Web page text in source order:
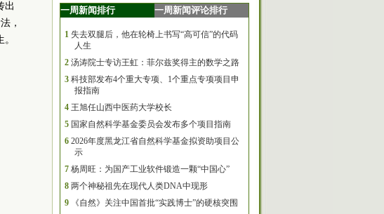
出
，
一周新闻排行 一周新闻评论排行
1 失去双腿后，他在轮椅上书写“高可信”的代码
人生
2 汤涛院士专访王虹：菲尔兹奖得主的数学之路
3 科技部发布4个重大专项、1个重点专项项目申
报指南
4 王旭任山西中医药大学校长
5 国家自然科学基金委员会发布多个项目指南
6 2026年度黑龙江省自然科学基金拟资助项目公
示
7 杨周旺：为国产工业软件锻造一颗“中国心”
8 两个神秘祖先在现代人类DNA中现形
9
《自然》关注中国首批“实践博士”的硬核突围